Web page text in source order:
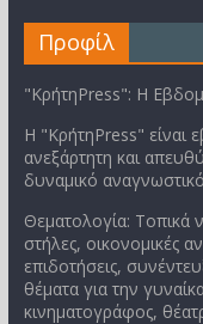
Προφίλ
"ΚρήτηPress": Η
Η "ΚρήτηPress" είναι
ανεξάρτητη και
δυναμικό
Θεματολογία: Τοπικά
στήλες, οικονομικές
επιδοτήσεις,
θέματα για την
κινηματογράφος,